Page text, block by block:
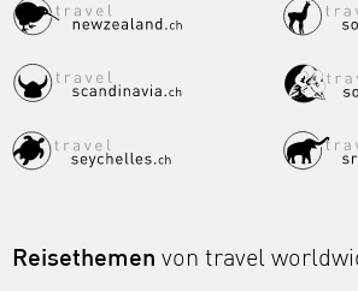
Reisethemen von travel